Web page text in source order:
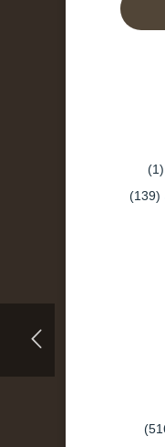
(1)
(139)